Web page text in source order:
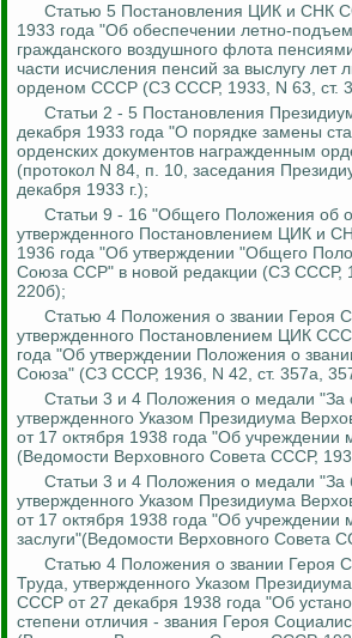
Статью 5 Постановления ЦИК и СНК
1933 года "Об обеспечении летно-
гражданского воздушного флота
части исчисления пенсий за выслугу
орденом СССР (СЗ СССР, 1933, N 63, ст.
Статьи 2 - 5 Постановления
декабря 1933 года "О порядке замены
орденских документов награжденным
(протокол N 84, п. 10, заседания
декабря 1933 г.);
Статьи 9 - 16 "Общего Положения об
утвержденного Постановлением ЦИК и
1936 года "Об утверждении "Общего
Союза ССР" в новой редакции (СЗ СССР,
220б);
Статью 4 Положения о звании Героя
утвержденного Постановлением ЦИК
года "Об утверждении Положения о
Союза" (СЗ СССР, 1936, N 42, ст. 357а,
Статьи 3 и 4 Положения о медали "За
утвержденного Указом Президиума
от 17 октября 1938 года "Об учреждении
(Ведомости Верховного Совета СССР,
Статьи 3 и 4 Положения о медали "За
утвержденного Указом Президиума
от 17 октября 1938 года "Об учреждении
заслуги"(Ведомости Верховного Совета
Статью 4 Положения о звании Героя
Труда, утвержденного Указом
СССР от 27 декабря 1938 года "Об
степени отличия - звания Героя